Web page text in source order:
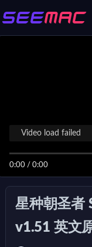
0:00 / 0:00
Video load failed
星种朝圣者
v1.51 英文